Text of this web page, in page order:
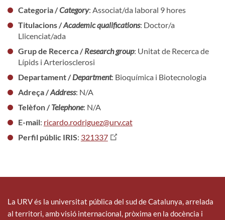
Categoria /Category: Associat/da laboral 9 hores
Titulacions /Academic qualifications: Doctor/a
Llicenciat/ada
Grup de Recerca /Research group: Unitat de Recerca de
Lípids i Arteriosclerosi
Departament /Department: Bioquímica i Biotecnologia
Adreça /Address: N/A
Telèfon /Telephone: N/A
E-mail: ricardo.rodriguez@urv.cat
Perfil públic IRIS: 321337
La URV és la universitat pública del sud de Catalunya, arrelada
al territori, amb visió internacional, pròxima en la docència i